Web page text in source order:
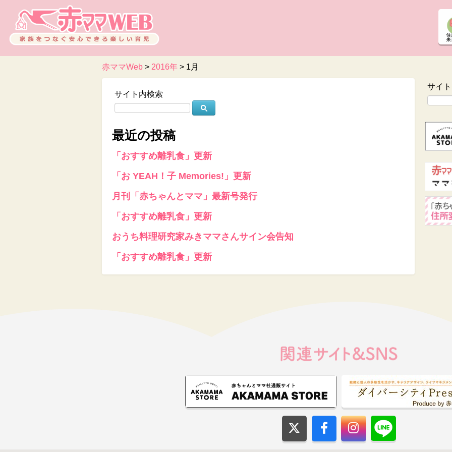
赤ママWeb > 2016年 > 1月
サイト内検索
最近の投稿
「おすすめ離乳食」更新
「お YEAH！子 Memories!」更新
月刊「赤ちゃんとママ」最新号発行
「おすすめ離乳食」更新
おうち料理研究家みきママさんサイン会告知
「おすすめ離乳食」更新
サイ